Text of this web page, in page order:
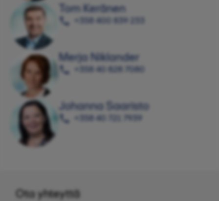
Tom Keränen
+358 400 839 233
Merja Niklander
+358 40 828 7080
Johanna Saaristo
+358 40 721 7939
Ota yhteyttä